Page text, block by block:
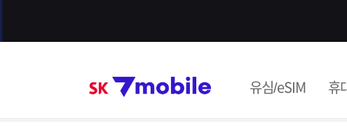
SK 7mobile
주메뉴
유심/eSIM 휴